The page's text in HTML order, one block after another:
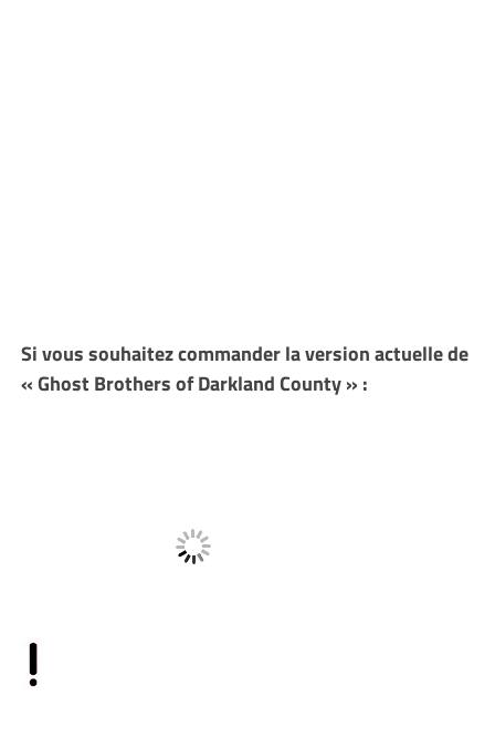
Si vous souhaitez commander la version actuelle de
« Ghost Brothers of Darkland County » :